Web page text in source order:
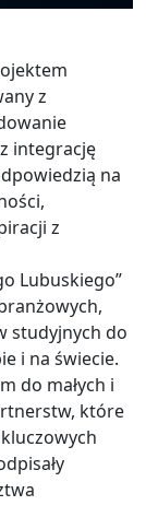
z
integrację
na
z
Lubuskiego”
studyjnych do
i na świecie.
do małych i
które